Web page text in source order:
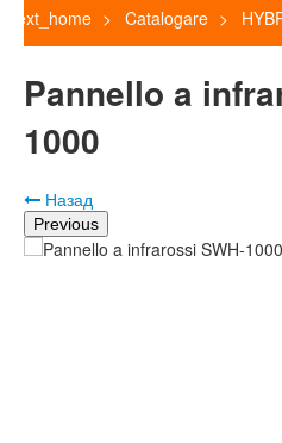
text_home Catalogare
Pannello a
1000
Назад
Previous